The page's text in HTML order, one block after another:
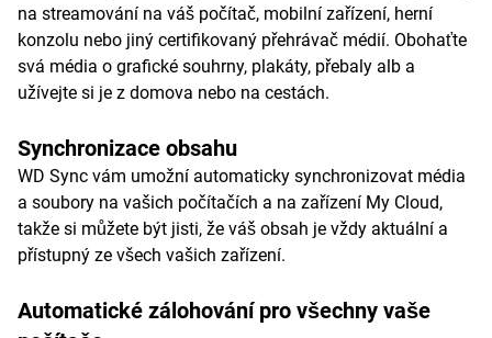
na streamování na váš počítač, mobilní zařízení, herní
konzolu nebo jiný certifikovaný přehrávač médií. Obohaťte
svá média o grafické souhrny, plakáty, přebaly alb a
užívejte si je z domova nebo na cestách.
Synchronizace obsahu
WD Sync vám umožní automaticky synchronizovat média
a soubory na vašich počítačích a na zařízení My Cloud,
takže si můžete být jisti, že váš obsah je vždy aktuální a
přístupný ze všech vašich zařízení.
Automatické zálohování pro všechny vaše